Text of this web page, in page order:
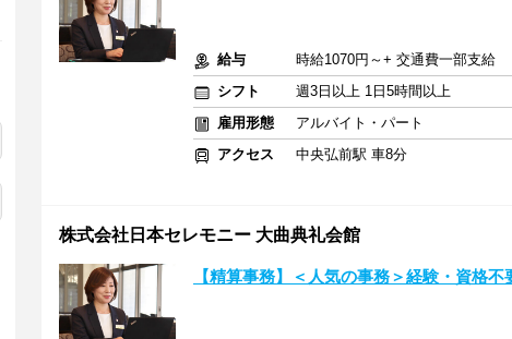
給与
時給1070円～+ 交通費一部支給
シフト
週3日以上 1日5時間以上
雇用形態
アルバイト・パート
アクセス
中央弘前駅 車8分
株式会社日本セレモニー 大曲典礼会館
【精算事務】＜人気の事務＞経験・資格